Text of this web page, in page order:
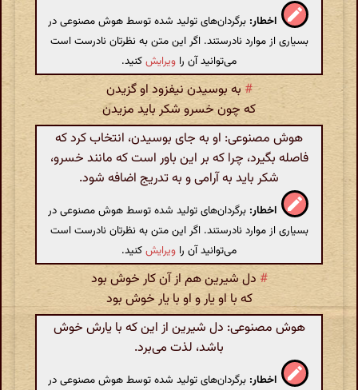
اخطار: برگردان‌های تولید شده توسط هوش مصنوعی در
بسیاری از موارد نادرستند. اگر این متن به نظرتان نادرست است
می‌توانید آن را ویرایشکنید.
# به بوسیدن نیفزود او گزیدن
که چون خسرو شکر باید مزیدن
هوش مصنوعی: او به جای بوسیدن، انتخاب کرد که
فاصله بگیرد، چرا که بر این باور است که مانند خسرو،
شکر باید به آرامی و به تدریج اضافه شود.
اخطار: برگردان‌های تولید شده توسط هوش مصنوعی در
بسیاری از موارد نادرستند. اگر این متن به نظرتان نادرست است
می‌توانید آن را ویرایشکنید.
# دل شیرین هم از آن کار خوش بود
که با او یار و او با یار خوش بود
هوش مصنوعی: دل شیرین از این که با یارش خوش
باشد، لذت می‌برد.
اخطار: برگردان‌های تولید شده توسط هوش مصنوعی در